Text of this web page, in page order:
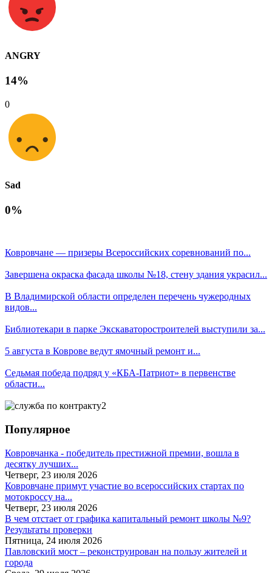
ANGRY
14%
0
Sad
0%
Ковровчане — призеры Всероссийских соревнований по...
Завершена окраска фасада школы №18, стену здания украсил...
В Владимирской области определен перечень чужеродных
видов...
Библиотекари в парке Экскаваторостроителей выступили за...
5 августа в Коврове ведут ямочный ремонт и...
Седьмая победа подряд у «КБА-Патриот» в первенстве
области...
Популярное
Ковровчанка - победитель престижной премии, вошла в
десятку лучших...
Четверг, 23 июля 2026
Ковровчане примут участие во всероссийских стартах по
мотокроссу на...
Четверг, 23 июля 2026
В чем отстает от графика капитальный ремонт школы №9?
Результаты проверки
Пятница, 24 июля 2026
Павловский мост – реконструирован на пользу жителей и
города